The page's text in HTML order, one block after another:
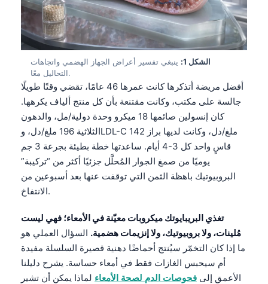
الشكل 1:
ينبغي تفسير أعراض الجهاز الهضمي واتجاهات
التحاليل معًا.
أفضل مريضة أتذكرها كانت عمرها 46 عامًا، تقضي وقتًا طويلًا
جالسة على مكتب، وكانت مقتنعة بأن كل منتج ألياف يكرهها.
كان إنسولين صائمها 18 ميكرو وحدة دولية/مل، والدهون
الثلاثية 196 ملغ/دل، وLDL-C 142 ملغ/دل، وكانت لديها براز
قاسٍ واحد كل 3-4 أيام. ساعدتها خطة بطيئة بجرعة 3 جم
يوميًا من صمغ الجوار المُحلَّل جزئيًا أكثر من “تركيبة”
البروبيوتيك باهظة الثمن التي توقفت عنها بعد أسبوعين من
الانتفاخ.
تغذي البريبايوتك ميكروبات معيّنة في الأمعاء؛ فهي ليست
مُلينات، ولا بروبيوتيك، ولا إنزيمات هضمية. السؤال العملي هو
ما إذا كان التخمّر سيُنتج أحماضًا دهنية قصيرة السلسلة مفيدة
أم سيحبس الغازات فقط في أمعاء حساسة. يشرح دليلنا
الأعمق إلى فحوصات الدم لصحة الأمعاء لماذا يمكن أن تشير